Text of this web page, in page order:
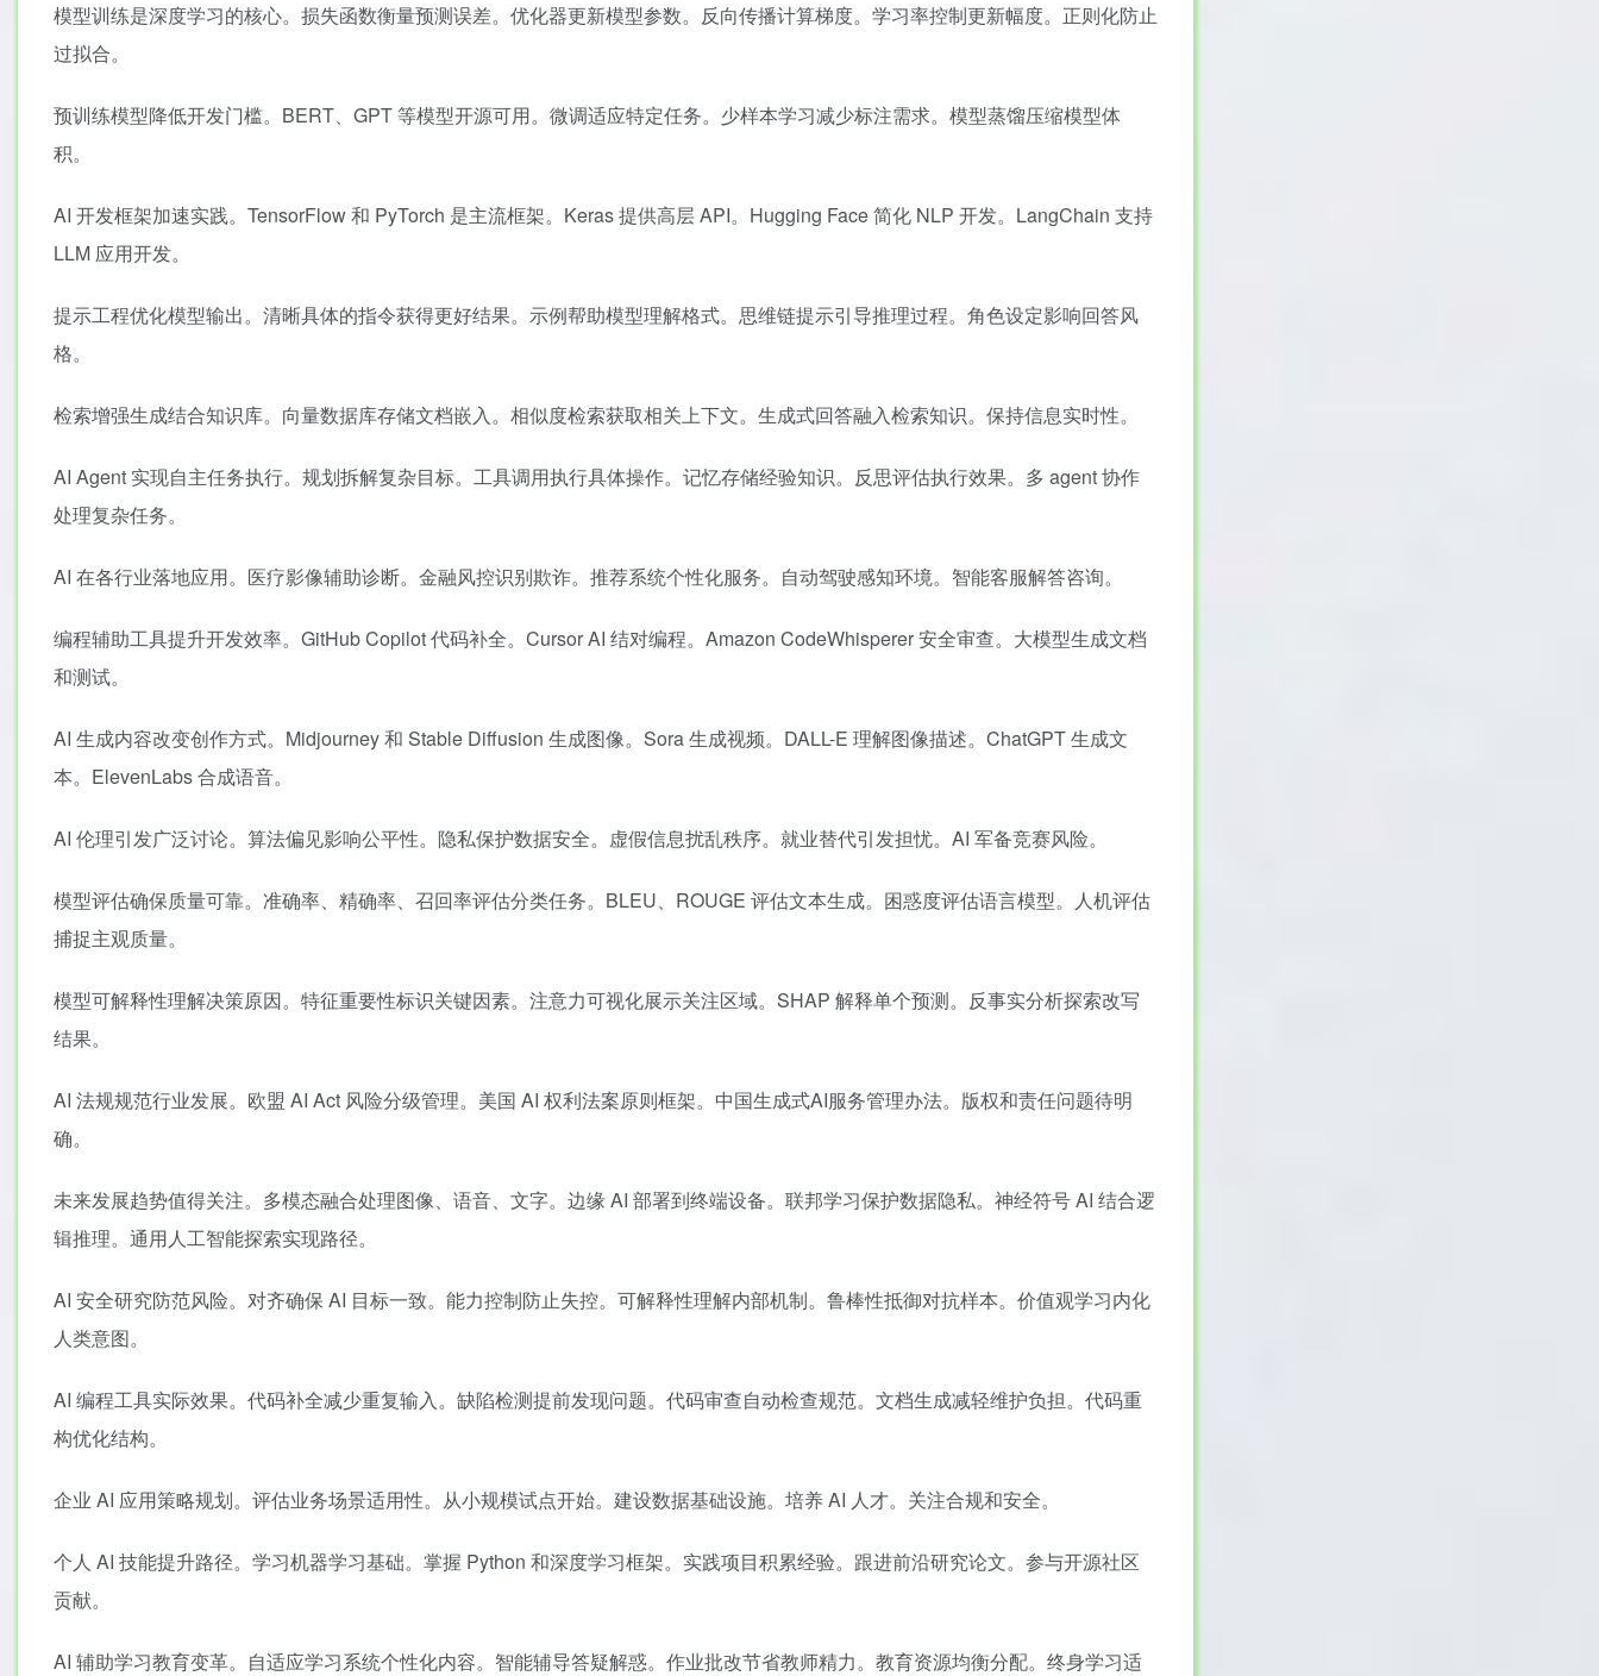
模型训练是深度学习的核心。损失函数衡量预测误差。优化器更新模型参数。反向传播计算梯度。学习率控制更新幅度。正则化防止
过拟合。
预训练模型降低开发门槛。BERT、GPT 等模型开源可用。微调适应特定任务。少样本学习减少标注需求。模型蒸馏压缩模型体
积。
AI 开发框架加速实践。TensorFlow 和 PyTorch 是主流框架。Keras 提供高层 API。Hugging Face 简化 NLP 开发。LangChain 支持
LLM 应用开发。
提示工程优化模型输出。清晰具体的指令获得更好结果。示例帮助模型理解格式。思维链提示引导推理过程。角色设定影响回答风
格。
检索增强生成结合知识库。向量数据库存储文档嵌入。相似度检索获取相关上下文。生成式回答融入检索知识。保持信息实时性。
AI Agent 实现自主任务执行。规划拆解复杂目标。工具调用执行具体操作。记忆存储经验知识。反思评估执行效果。多 agent 协作
处理复杂任务。
AI 在各行业落地应用。医疗影像辅助诊断。金融风控识别欺诈。推荐系统个性化服务。自动驾驶感知环境。智能客服解答咨询。
编程辅助工具提升开发效率。GitHub Copilot 代码补全。Cursor AI 结对编程。Amazon CodeWhisperer 安全审查。大模型生成文档
和测试。
AI 生成内容改变创作方式。Midjourney 和 Stable Diffusion 生成图像。Sora 生成视频。DALL-E 理解图像描述。ChatGPT 生成文
本。ElevenLabs 合成语音。
AI 伦理引发广泛讨论。算法偏见影响公平性。隐私保护数据安全。虚假信息扰乱秩序。就业替代引发担忧。AI 军备竞赛风险。
模型评估确保质量可靠。准确率、精确率、召回率评估分类任务。BLEU、ROUGE 评估文本生成。困惑度评估语言模型。人机评估
捕捉主观质量。
模型可解释性理解决策原因。特征重要性标识关键因素。注意力可视化展示关注区域。SHAP 解释单个预测。反事实分析探索改写
结果。
AI 法规规范行业发展。欧盟 AI Act 风险分级管理。美国 AI 权利法案原则框架。中国生成式AI服务管理办法。版权和责任问题待明
确。
未来发展趋势值得关注。多模态融合处理图像、语音、文字。边缘 AI 部署到终端设备。联邦学习保护数据隐私。神经符号 AI 结合逻
辑推理。通用人工智能探索实现路径。
AI 安全研究防范风险。对齐确保 AI 目标一致。能力控制防止失控。可解释性理解内部机制。鲁棒性抵御对抗样本。价值观学习内化
人类意图。
AI 编程工具实际效果。代码补全减少重复输入。缺陷检测提前发现问题。代码审查自动检查规范。文档生成减轻维护负担。代码重
构优化结构。
企业 AI 应用策略规划。评估业务场景适用性。从小规模试点开始。建设数据基础设施。培养 AI 人才。关注合规和安全。
个人 AI 技能提升路径。学习机器学习基础。掌握 Python 和深度学习框架。实践项目积累经验。跟进前沿研究论文。参与开源社区
贡献。
AI 辅助学习教育变革。自适应学习系统个性化内容。智能辅导答疑解惑。作业批改节省教师精力。教育资源均衡分配。终身学习适